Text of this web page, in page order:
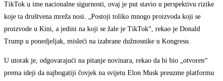
TikTok u ime nacionalne sigurnosti, ovaj je put stavio u perspektivu rizike
koje ta društvena mreža nosi. „Postoji toliko mnogo proizvoda koji se
proizvode u Kini, a jedini na koji se žale je TikTok“, rekao je Donald
Trump u ponedjeljak, misleći na izabrane dužnosnike u Kongresu.
U utorak je, odgovarajući na pitanje novinara, rekao da bi bio „otvoren“
prema ideji da najbogatiji čovjek na svijetu Elon Musk preuzme platformu